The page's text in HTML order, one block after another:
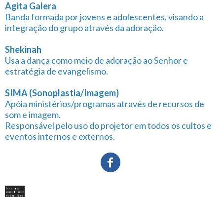
Agita Galera
Banda formada por jovens e adolescentes, visando a
integração do grupo através da adoração.
Shekinah
Usa a dança como meio de adoração ao Senhor e
estratégia de evangelismo.
SIMA (Sonoplastia/Imagem)
Apóia ministérios/programas através de recursos de
som e imagem.
Responsável pelo uso do projetor em todos os cultos e
eventos internos e externos.